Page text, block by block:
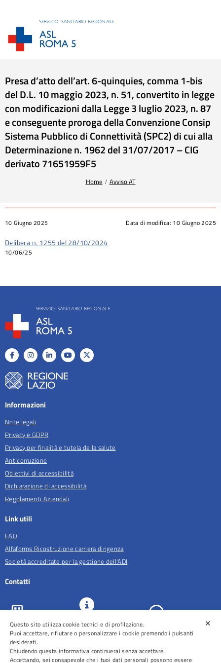
Presa d’atto dell’art. 6-quinquies, comma 1-bis
del D.L. 10 maggio 2023, n. 51, convertito in legge
con modificazioni dalla Legge 3 luglio 2023, n. 87
e conseguente proroga della Convenzione Consip
Sistema Pubblico di Connettività (SPC2) di cui alla
Determinazione n. 1962 del 31/07/2017 – CIG
derivato 71651959F5
Home Avviso AT
Data di modifica: 10 Giugno 2025
10 Giugno 2025
Delibera n. 1255 del 28/10/2024
10/06/25
Informazioni
Note legali
Privacy e GDPR
Privacy per finalità e tutela della salute
Anticorruzione
Obiettivi di accessibilità
Dichiarazione di accessibilità
Regolamenti Aziendali
Link utili
FAQ
Alfaforms Ricostruzione carriera dirigenza
Società accreditate per la gestione dell'ADI
Contatti
ASL Roma 5
URP e
Comunicazione
Prenotazioni
✕
Questo sito utilizza cookie tecnici e di profilazione.
Puoi accettare, rifiutare o personalizzare i cookie premendo i pulsanti
desiderati.
Chiudendo questa informativa continuerai senza accettare.
Accettando, sei consapevole che i tuoi dati personali possono essere